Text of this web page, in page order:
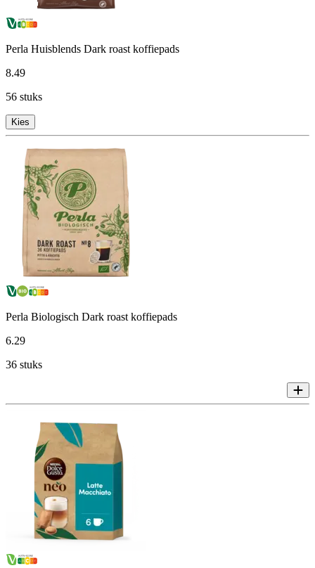
Perla Huisblends Dark roast koffiepads
8.49
56 stuks
Kies
Perla Biologisch Dark roast koffiepads
6.29
36 stuks